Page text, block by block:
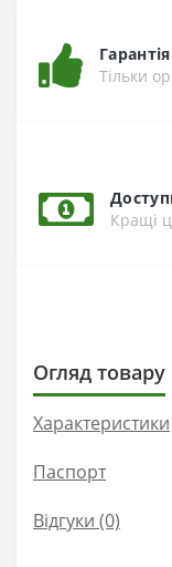
Тільки
Кращі
Огляд товару
Характеристики
Паспорт
Відгуки (0)